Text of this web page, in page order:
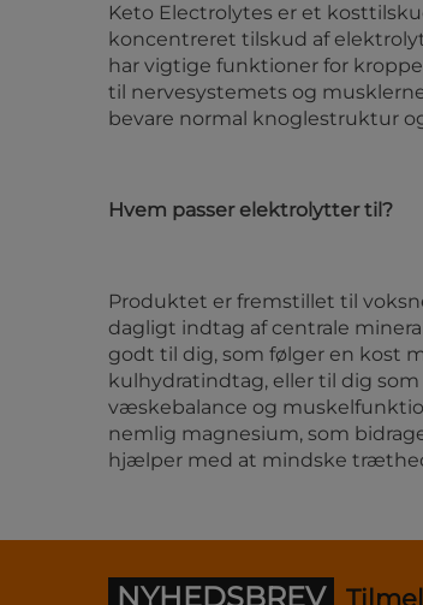
Keto Electrolytes er et
koncentreret tilskud af
har vigtige funktioner for
til nervesystemets og
bevare normal knoglestruktur
Hvem passer elektrolytter til?
Produktet er fremstillet til
dagligt indtag af centrale
godt til dig, som følger en kost
kulhydratindtag, eller til dig
væskebalance og
nemlig magnesium, som
hjælper med at mindske
NYHEDSBREV